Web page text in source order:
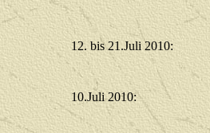
12. bis 21.Juli 2010:
10.Juli 2010: